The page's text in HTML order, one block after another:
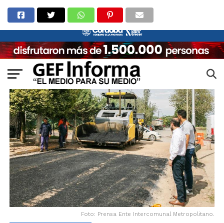
Foto: Prensa Ente Intercomunal Metropolitano.